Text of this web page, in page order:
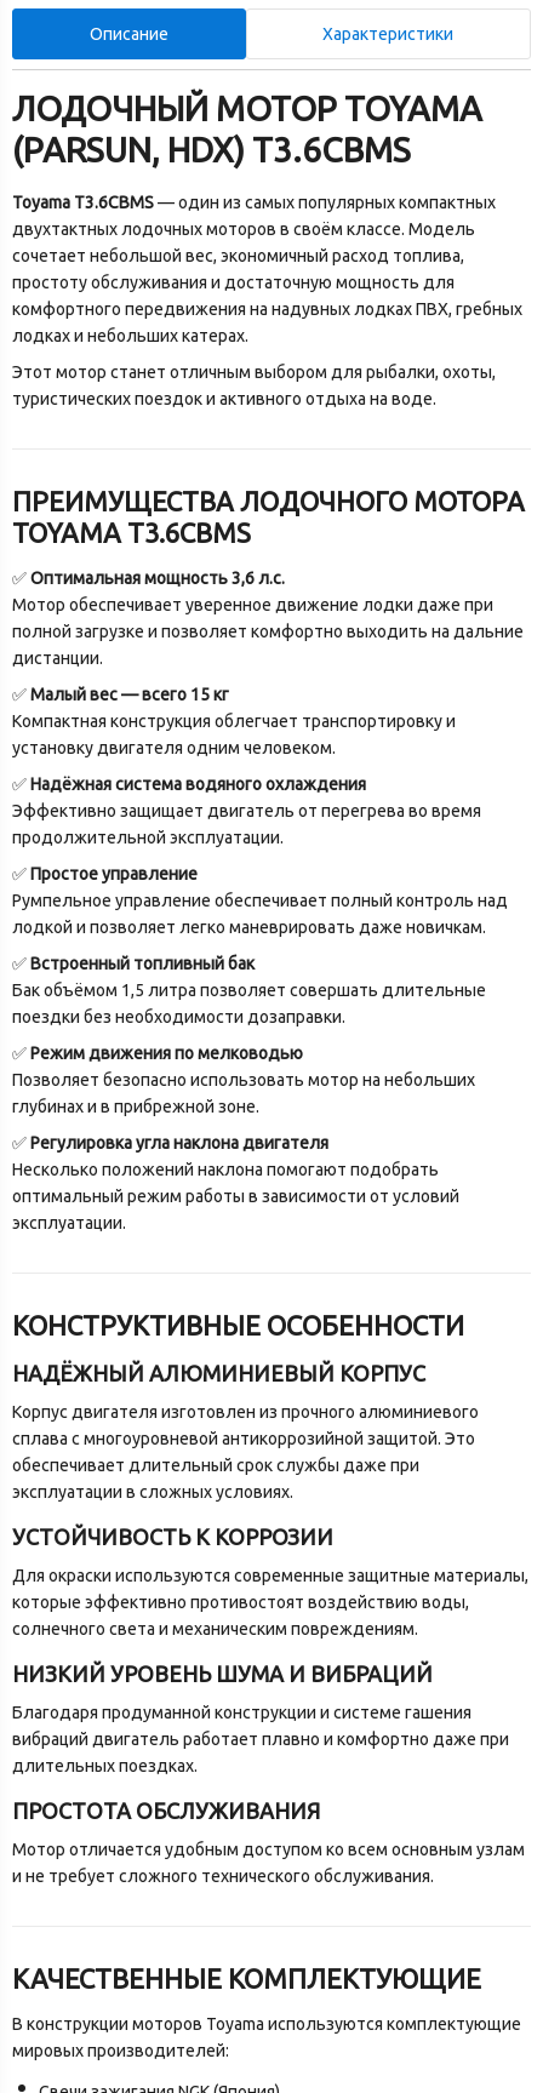
Описание Характеристики
ЛОДОЧНЫЙ МОТОР TOYAMA
(PARSUN, HDX) T3.6CBMS
Toyama T3.6CBMS— один из самых популярных компактных
двухтактных лодочных моторов в своём классе. Модель
сочетает небольшой вес, экономичный расход топлива,
простоту обслуживания и достаточную мощность для
комфортного передвижения на надувных лодках ПВХ, гребных
лодках и небольших катерах.
Этот мотор станет отличным выбором для рыбалки, охоты,
туристических поездок и активного отдыха на воде.
ПРЕИМУЩЕСТВА ЛОДОЧНОГО МОТОРА
TOYAMA T3.6CBMS
✅Оптимальная мощность 3,6 л.с.
Мотор обеспечивает уверенное движение лодки даже при
полной загрузке и позволяет комфортно выходить на дальние
дистанции.
✅Малый вес — всего 15 кг
Компактная конструкция облегчает транспортировку и
установку двигателя одним человеком.
✅Надёжная система водяного охлаждения
Эффективно защищает двигатель от перегрева во время
продолжительной эксплуатации.
✅Простое управление
Румпельное управление обеспечивает полный контроль над
лодкой и позволяет легко маневрировать даже новичкам.
✅Встроенный топливный бак
Бак объёмом 1,5 литра позволяет совершать длительные
поездки без необходимости дозаправки.
✅Режим движения по мелководью
Позволяет безопасно использовать мотор на небольших
глубинах и в прибрежной зоне.
✅Регулировка угла наклона двигателя
Несколько положений наклона помогают подобрать
оптимальный режим работы в зависимости от условий
эксплуатации.
КОНСТРУКТИВНЫЕ ОСОБЕННОСТИ
НАДЁЖНЫЙ АЛЮМИНИЕВЫЙ КОРПУС
Корпус двигателя изготовлен из прочного алюминиевого
сплава с многоуровневой антикоррозийной защитой. Это
обеспечивает длительный срок службы даже при
эксплуатации в сложных условиях.
УСТОЙЧИВОСТЬ К КОРРОЗИИ
Для окраски используются современные защитные материалы,
которые эффективно противостоят воздействию воды,
солнечного света и механическим повреждениям.
НИЗКИЙ УРОВЕНЬ ШУМА И ВИБРАЦИЙ
Благодаря продуманной конструкции и системе гашения
вибраций двигатель работает плавно и комфортно даже при
длительных поездках.
ПРОСТОТА ОБСЛУЖИВАНИЯ
Мотор отличается удобным доступом ко всем основным узлам
и не требует сложного технического обслуживания.
КАЧЕСТВЕННЫЕ КОМПЛЕКТУЮЩИЕ
В конструкции моторов Toyama используются комплектующие
мировых производителей: